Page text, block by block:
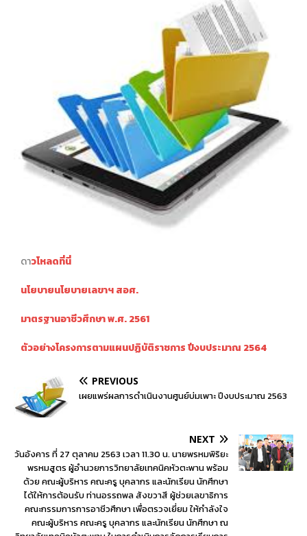
ดาวโหลดที่นี่
นโยบายนโยบายเลขาฯ สอศ.
มาตรฐานอาชีวศึกษา พ.ศ. 2561
ตัวอย่างโครงการตามแผนปฏิบัติราชการ ปีงบประมาณ 2564
PREVIOUS
เผยแพร่ผลการดำเนินงานศูนย์บ่มเพาะ ปีงบประมาณ 2563
NEXT
วันอังคาร ที่ 27 ตุลาคม 2563 เวลา 11.30 น. นายพรหมพิริยะ
พรหมสูตร ผู้อำนวยการวิทยาลัยเทคนิคหัวตะพาน พร้อม
ด้วย คณะผู้บริหาร คณะครู บุคลากร และนักเรียน นักศึกษา
ได้ให้การต้อนรับ ท่านอรรถพล สังขวาสี ผู้ช่วยเลขาธิการ
คณะกรรมการการอาชีวศึกษา เพื่อตรวจเยี่ยม ให้กำลังใจ
คณะผู้บริหาร คณะครู บุคลากร และนักเรียน นักศึกษา ณ